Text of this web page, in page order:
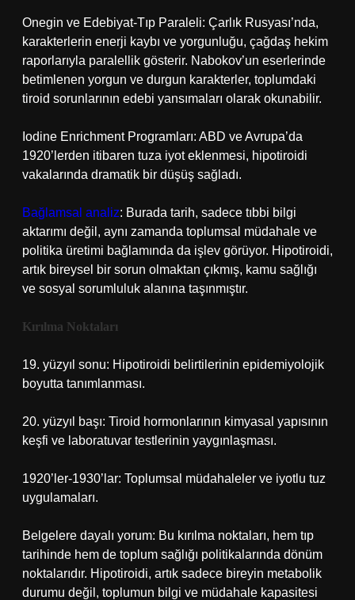
Onegin ve Edebiyat-Tıp Paraleli: Çarlık Rusyası’nda,
karakterlerin enerji kaybı ve yorgunluğu, çağdaş hekim
raporlarıyla paralellik gösterir. Nabokov’un eserlerinde
betimlenen yorgun ve durgun karakterler, toplumdaki
tiroid sorunlarının edebi yansımaları olarak okunabilir.
Iodine Enrichment Programları: ABD ve Avrupa’da
1920’lerden itibaren tuza iyot eklenmesi, hipotiroidi
vakalarında dramatik bir düşüş sağladı.
Bağlamsal analiz: Burada tarih, sadece tıbbi bilgi
aktarımı değil, aynı zamanda toplumsal müdahale ve
politika üretimi bağlamında da işlev görüyor. Hipotiroidi,
artık bireysel bir sorun olmaktan çıkmış, kamu sağlığı
ve sosyal sorumluluk alanına taşınmıştır.
Kırılma Noktaları
19. yüzyıl sonu: Hipotiroidi belirtilerinin epidemiyolojik
boyutta tanımlanması.
20. yüzyıl başı: Tiroid hormonlarının kimyasal yapısının
keşfi ve laboratuvar testlerinin yaygınlaşması.
1920’ler-1930’lar: Toplumsal müdahaleler ve iyotlu tuz
uygulamaları.
Belgelere dayalı yorum: Bu kırılma noktaları, hem tıp
tarihinde hem de toplum sağlığı politikalarında dönüm
noktalarıdır. Hipotiroidi, artık sadece bireyin metabolik
durumu değil, toplumun bilgi ve müdahale kapasitesi